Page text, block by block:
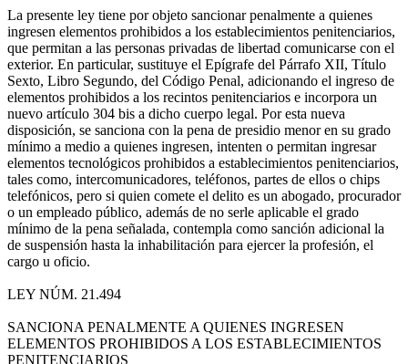
La presente ley tiene por objeto sancionar penalmente a quienes
ingresen elementos prohibidos a los establecimientos penitenciarios,
que permitan a las personas privadas de libertad comunicarse con el
exterior. En particular, sustituye el Epígrafe del Párrafo XII, Título
Sexto, Libro Segundo, del Código Penal, adicionando el ingreso de
elementos prohibidos a los recintos penitenciarios e incorpora un
nuevo artículo 304 bis a dicho cuerpo legal. Por esta nueva
disposición, se sanciona con la pena de presidio menor en su grado
mínimo a medio a quienes ingresen, intenten o permitan ingresar
elementos tecnológicos prohibidos a establecimientos penitenciarios,
tales como, intercomunicadores, teléfonos, partes de ellos o chips
telefónicos, pero si quien comete el delito es un abogado, procurador
o un empleado público, además de no serle aplicable el grado
mínimo de la pena señalada, contempla como sanción adicional la
de suspensión hasta la inhabilitación para ejercer la profesión, el
cargo u oficio.
LEY NÚM. 21.494
SANCIONA PENALMENTE A QUIENES INGRESEN
ELEMENTOS PROHIBIDOS A LOS ESTABLECIMIENTOS
PENITENCIARIOS